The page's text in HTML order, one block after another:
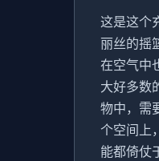
这是这个
丽丝的摇
在空气中
大好多数
物中，需
个空间上
能都倚仗